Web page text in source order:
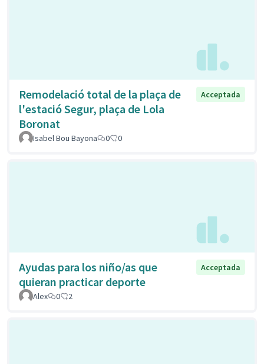
Remodelació total de la plaça de
l'estació Segur, plaça de Lola
Boronat
Acceptada
Isabel Bou Bayona 0 0
Ayudas para los niño/as que
quieran practicar deporte
Acceptada
Alex 0 2